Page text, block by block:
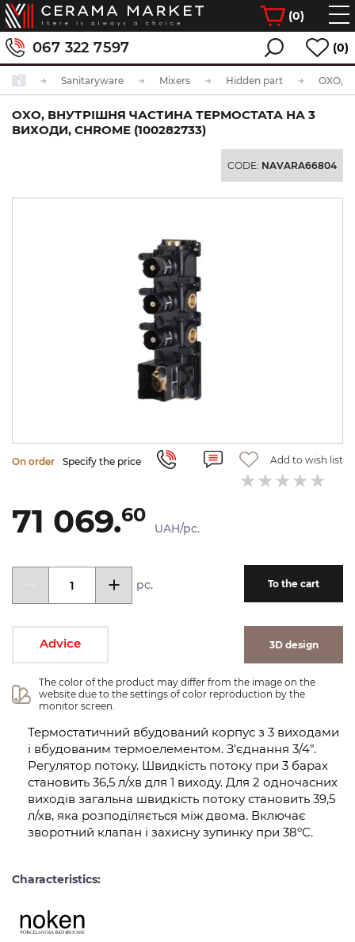
(0)
067 322 7597 (0)
Sanitaryware Mixers Hidden part
OXO, ВНУТРІШНЯ ЧАСТИНА ТЕРМОСТАТА НА 3
ВИХОДИ, CHROME (100282733)
CODE: NAVARA66804
On order Specify the price Add to wish list
71 069.60
UAH/pc.
pc. To the cart
Advice 3D design
The color of the product may differ from the image on the
website due to the settings of color reproduction by the
monitor screen.
Термостатичний вбудований корпус з 3 виходами
і вбудованим термоелементом. З'єднання 3/4".
Регулятор потоку. Швидкість потоку при 3 барах
становить 36,5 л/хв для 1 виходу. Для 2 одночасних
виходів загальна швидкість потоку становить 39,5
л/хв, яка розподіляється між двома. Включає
зворотний клапан і захисну зупинку при 38ºC.
Characteristics: